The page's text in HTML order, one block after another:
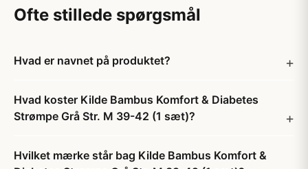
Ofte stillede spørgsmål
Hvad er navnet på produktet?
Hvad koster Kilde Bambus Komfort & Diabetes
Strømpe Grå Str. M 39-42 (1 sæt)?
Hvilket mærke står bag Kilde Bambus Komfort &